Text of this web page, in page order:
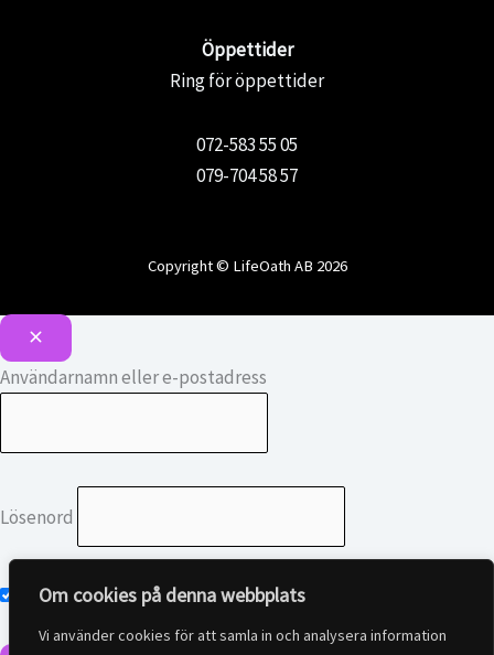
Om cookies på denna webbplats
Vi använder cookies för att samla in och analysera information
Öppettider
Ring för öppettider
072-583 55 05
079-704 58 57
Copyright © LifeOath AB 2026
Användarnamn eller e-postadress
Lösenord
Kom ihåg mig